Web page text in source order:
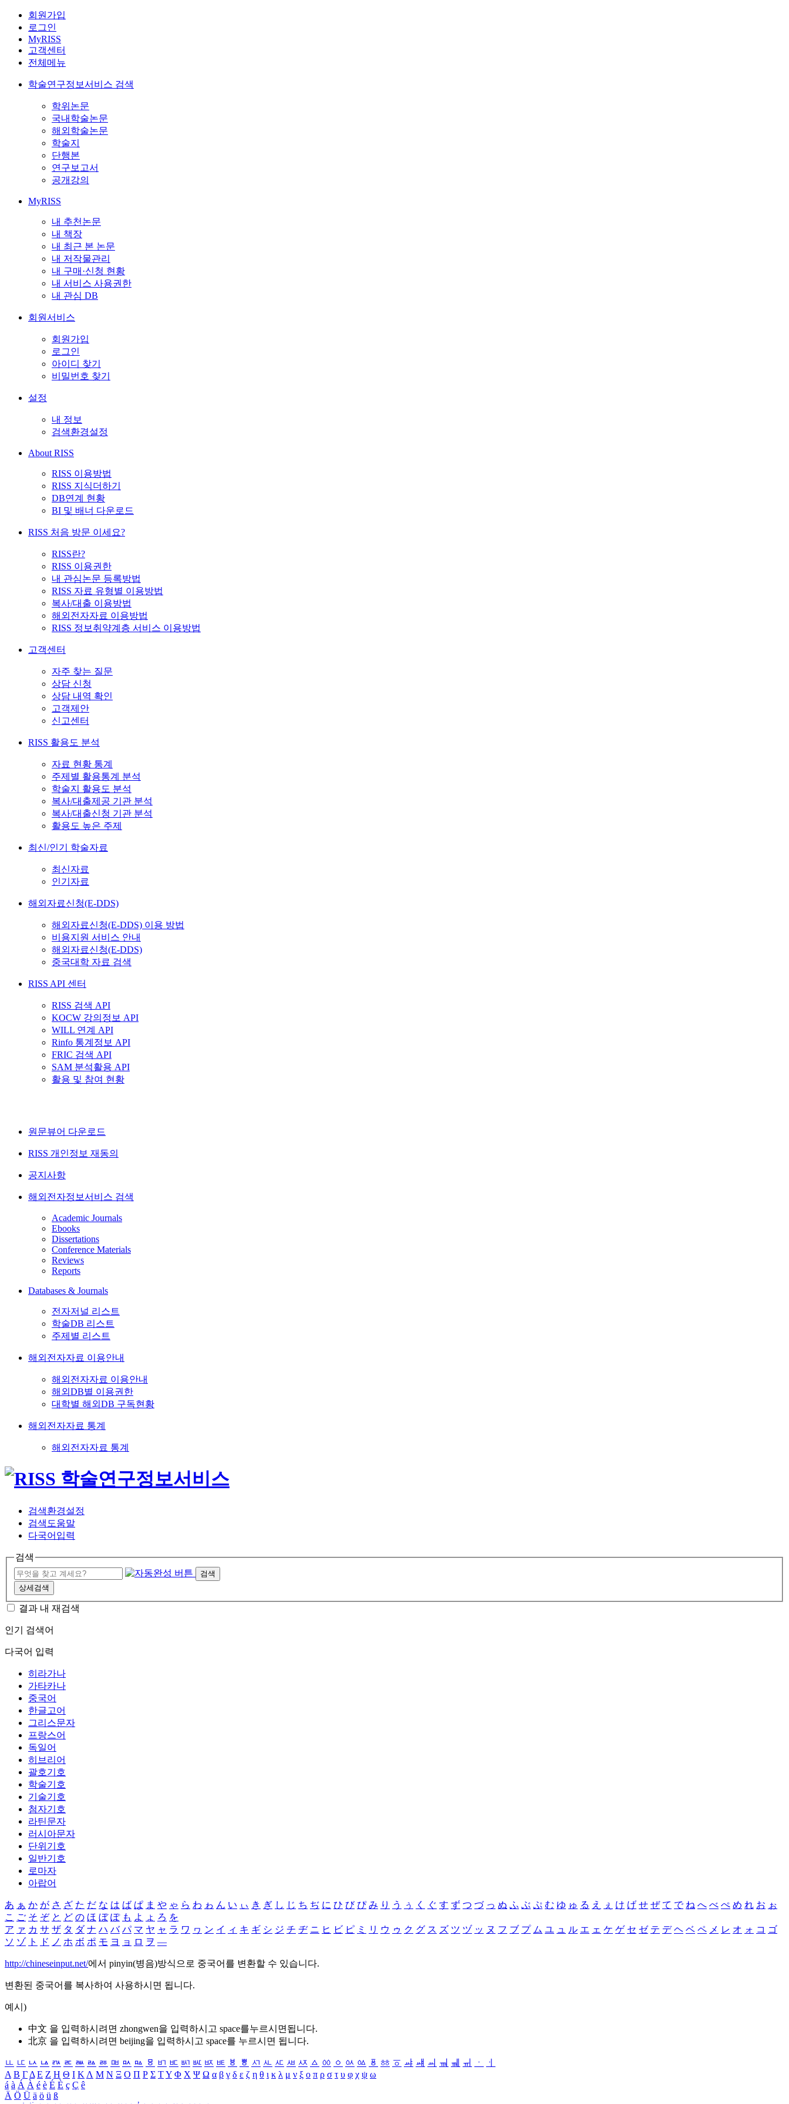
회원가입
로그인
MyRISS
고객센터
전체메뉴
학술연구정보서비스 검색
학위논문
국내학술논문
해외학술논문
학술지
단행본
연구보고서
공개강의
MyRISS
내 추천논문
내 책장
내 최근 본 논문
내 저작물관리
내 구매·신청 현황
내 서비스 사용권한
내 관심 DB
회원서비스
회원가입
로그인
아이디 찾기
비밀번호 찾기
설정
내 정보
검색환경설정
About RISS
RISS 이용방법
RISS 지식더하기
DB연계 현황
BI 및 배너 다운로드
RISS 처음 방문 이세요?
RISS란?
RISS 이용권한
내 관심논문 등록방법
RISS 자료 유형별 이용방법
복사/대출 이용방법
해외전자자료 이용방법
RISS 정보취약계층 서비스 이용방법
고객센터
자주 찾는 질문
상담 신청
상담 내역 확인
고객제안
신고센터
RISS 활용도 분석
자료 현황 통계
주제별 활용통계 분석
학술지 활용도 분석
복사/대출제공 기관 분석
복사/대출신청 기관 분석
활용도 높은 주제
최신/인기 학술자료
최신자료
인기자료
해외자료신청(E-DDS)
해외자료신청(E-DDS) 이용 방법
비용지원 서비스 안내
해외자료신청(E-DDS)
중국대학 자료 검색
RISS API 센터
RISS 검색 API
KOCW 강의정보 API
WILL 연계 API
Rinfo 통계정보 API
FRIC 검색 API
SAM 분석활용 API
활용 및 참여 현황
원문뷰어 다운로드
RISS 개인정보 재동의
공지사항
해외전자정보서비스 검색
Academic Journals
Ebooks
Dissertations
Conference Materials
Reviews
Reports
Databases & Journals
전자저널 리스트
학술DB 리스트
주제별 리스트
해외전자자료 이용안내
해외전자자료 이용안내
해외DB별 이용권한
대학별 해외DB 구독현황
해외전자자료 통계
해외전자자료 통계
검색환경설정
검색도움말
다국어입력
검색
검색
상세검색
결과 내 재검색
인기 검색어
다국어 입력
히라가나
가타카나
중국어
한글고어
그리스문자
프랑스어
독일어
히브리어
괄호기호
학술기호
기술기호
첨자기호
라틴문자
러시아문자
단위기호
일반기호
로마자
아랍어
あ ぁ か が さ ざ た だ な は ば ぱ ま や ゃ ら わ ゎ ん い ぃ き ぎ し じ ち ぢ に ひ び ぴ み り う ぅ く ぐ す ず つ づ っ ぬ ふ ぶ ぷ む ゆ ゅ る え ぇ け げ せ ぜ て で ね へ べ ぺ め れ お ぉ
こ ご そ ぞ と ど の ほ ぼ ぽ も よ ょ ろ を
ア ァ カ サ ザ タ ダ ナ ハ バ パ マ ヤ ャ ラ ワ ヮ ン イ ィ キ ギ シ ジ チ ヂ ニ ヒ ビ ピ ミ リ ウ ゥ ク グ ス ズ ツ ヅ ッ ヌ フ ブ プ ム ユ ュ ル エ ェ ケ ゲ セ ゼ テ デ ヘ ベ ペ メ レ オ ォ コ ゴ
ソ ゾ ト ド ノ ホ ボ ポ モ ヨ ョ ロ ヲ ―
http://chineseinput.net/에서 pinyin(병음)방식으로 중국어를 변환할 수 있습니다.
변환된 중국어를 복사하여 사용하시면 됩니다.
예시)
中文 을 입력하시려면 zhongwen을 입력하시고 space를누르시면됩니다.
北京 을 입력하시려면 beijing을 입력하시고 space를 누르시면 됩니다.
ㅥ ㅦ ㅧ ㅨ ㅩ ㅪ ㅫ ㅬ ㅭ ㅮ ㅯ ㅰ ㅱ ㅲ ㅳ ㅴ ㅵ ㅶ ㅷ ㅸ ㅹ ㅺ ㅻ ㅼ ㅽ ㅾ ㅿ ㆀ ㆁ ㆂ ㆃ ㆄ ㆅ ㆆ ㆇ ㆈ ㆉ ㆊ ㆋ ㆌ ㆍ
ㆎ
Α Β ΓΔ Ε Ζ Η Θ Ι ΚΛ Μ Ν Ξ Ο Π Ρ Σ ΤΥ Φ Χ Ψ Ω α β γ δ ε ζ η θ ι κ λ μ ν ξ ο π ρ σ τ υ φ χ ψ ω
á à Á À é è É È ç Ç ê
Ä Ö Ü ä ö ü ß